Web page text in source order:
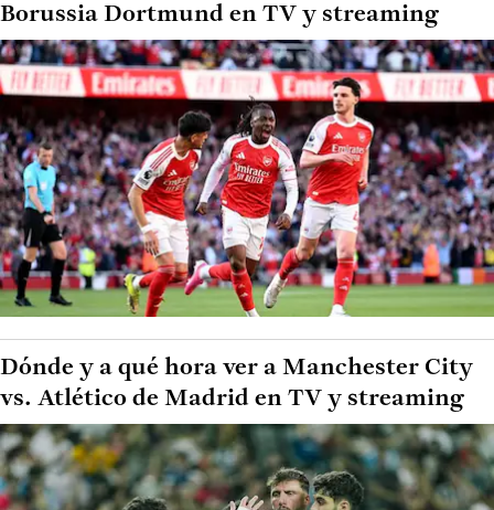
Borussia Dortmund en TV y streaming
Dónde y a qué hora ver a Manchester City
vs. Atlético de Madrid en TV y streaming